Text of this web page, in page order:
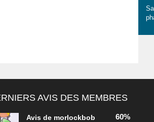
AVIS DES MEMBRES
Avis de morlockbob
60%